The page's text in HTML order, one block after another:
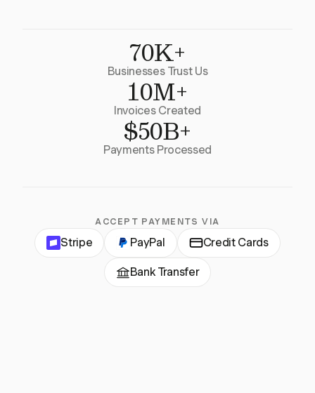
70K+
Businesses Trust Us
10M+
Invoices Created
$50B+
Payments Processed
ACCEPT PAYMENTS VIA
Stripe PayPal Credit Cards
Bank Transfer